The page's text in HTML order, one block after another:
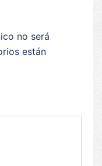
no será
están